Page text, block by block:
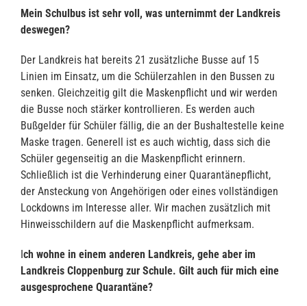
Mein Schulbus ist sehr voll, was unternimmt der Landkreis
deswegen?
Der Landkreis hat bereits 21 zusätzliche Busse auf 15
Linien im Einsatz, um die Schülerzahlen in den Bussen zu
senken. Gleichzeitig gilt die Maskenpflicht und wir werden
die Busse noch stärker kontrollieren. Es werden auch
Bußgelder für Schüler fällig, die an der Bushaltestelle keine
Maske tragen. Generell ist es auch wichtig, dass sich die
Schüler gegenseitig an die Maskenpflicht erinnern.
Schließlich ist die Verhinderung einer Quarantänepflicht,
der Ansteckung von Angehörigen oder eines vollständigen
Lockdowns im Interesse aller. Wir machen zusätzlich mit
Hinweisschildern auf die Maskenpflicht aufmerksam.
ch wohne in einem anderen Landkreis, gehe aber im
Landkreis Cloppenburg zur Schule. Gilt auch für mich eine
ausgesprochene Quarantäne?